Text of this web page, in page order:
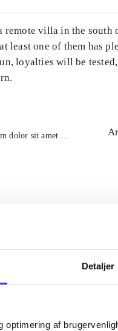
Detaljer
optimering af
remote villa in the south
least one of them has
loyalties will be
dolor sit amet ...